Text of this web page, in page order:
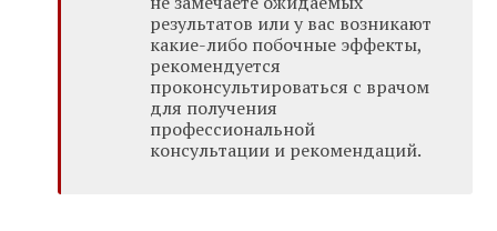
результатов или у вас возникают
какие-либо побочные эффекты,
рекомендуется
проконсультироваться с врачом
для получения
профессиональной
консультации и рекомендаций.